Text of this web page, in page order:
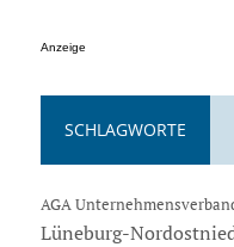
Anzeige
SCHLAGWORTE
AGA
Lüneburg-